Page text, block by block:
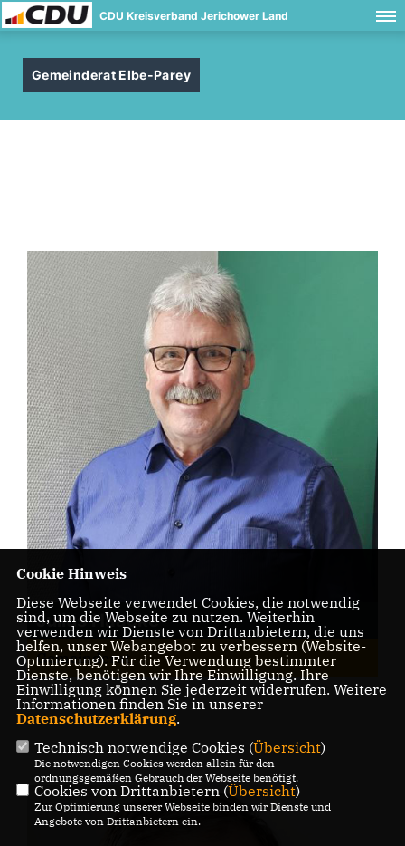
CDU Kreisverband Jerichower Land
Gemeinderat Elbe-Parey
Julius Haacke
Gemeinderat
Cookie Hinweis
Diese Webseite verwendet Cookies, die notwendig
sind, um die Webseite zu nutzen. Weiterhin
verwenden wir Dienste von Drittanbietern, die uns
helfen, unser Webangebot zu verbessern (Website-
Optmierung). Für die Verwendung bestimmter
Dienste, benötigen wir Ihre Einwilligung. Ihre
Einwilligung können Sie jederzeit widerrufen. Weitere
Informationen finden Sie in unserer
Datenschutzerklärung.
Technisch notwendige Cookies (Übersicht)
Die notwendigen Cookies werden allein für den
ordnungsgemäßen Gebrauch der Webseite benötigt.
Cookies von Drittanbietern (Übersicht)
Zur Optimierung unserer Webseite binden wir Dienste und
Angebote von Drittanbietern ein.